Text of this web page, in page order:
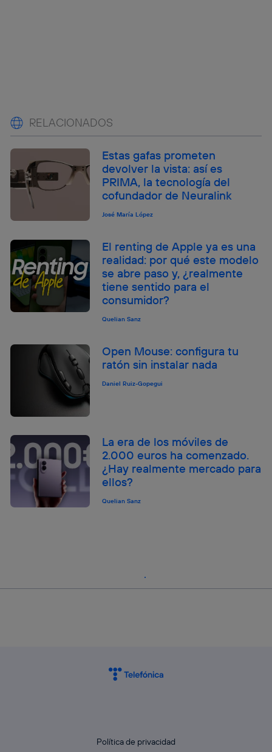
RELACIONADOS
Estas gafas prometen
devolver la vista: así es
PRIMA, la tecnología del
cofundador de Neuralink
José María López
El renting de Apple ya es una
realidad: por qué este modelo
se abre paso y, ¿realmente
tiene sentido para el
consumidor?
Quelian Sanz
Open Mouse: configura tu
ratón sin instalar nada
Daniel Ruiz-Gopegui
La era de los móviles de
2.000 euros ha comenzado.
¿Hay realmente mercado para
ellos?
Quelian Sanz
Política de privacidad